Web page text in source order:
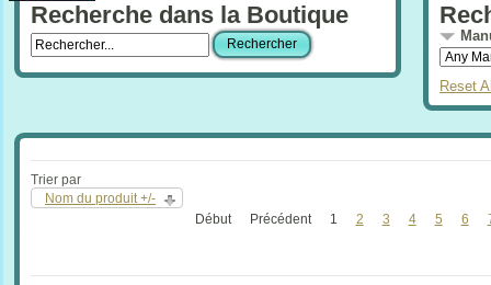
Recherche dans la Boutique
Reset
Trier par
Nom du produit +/-
Début
Précédent 1 2 3 4 5 6